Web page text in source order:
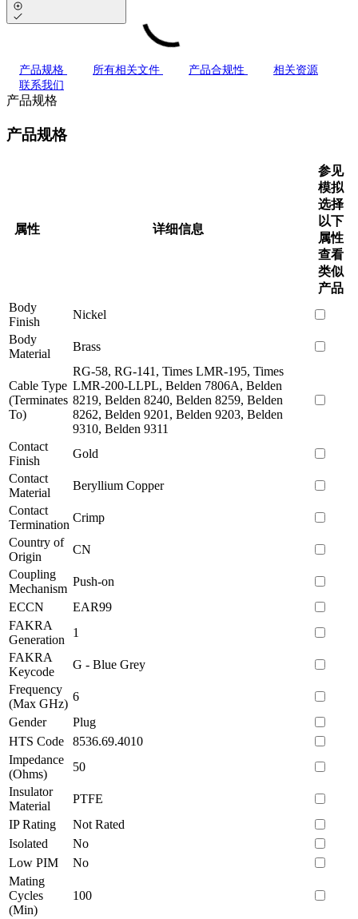
产品规格 所有相关文件 产品合规性
相关资源
联系我们
产品规格
产品规格
属性 详细信息
参见
模拟
选择
以下
属性
查看
类似
产品
Body
Finish
Nickel
Body
Material
Brass
Cable Type
(Terminates
To)
RG-58, RG-141, Times LMR-195, Times
LMR-200-LLPL, Belden 7806A, Belden
8219, Belden 8240, Belden 8259, Belden
8262, Belden 9201, Belden 9203, Belden
9310, Belden 9311
Contact
Finish
Gold
Contact
Material
Beryllium Copper
Contact
Termination
Crimp
Country of
Origin
CN
Coupling
Mechanism
Push-on
ECCN
EAR99
FAKRA
Generation
1
FAKRA
Keycode
G - Blue Grey
Frequency
(Max GHz)
6
Gender
Plug
HTS Code
8536.69.4010
Impedance
(Ohms)
50
Insulator
Material
PTFE
IP Rating
Not Rated
Isolated
No
Low PIM
No
Mating
Cycles
(Min)
100